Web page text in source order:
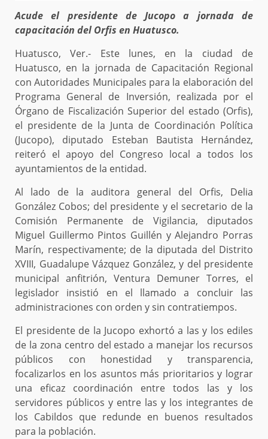
Acude el presidente de Jucopo a jornada de
capacitación del Orfis en Huatusco.
Huatusco, Ver.- Este lunes, en la ciudad de
Huatusco, en la jornada de Capacitación Regional
con Autoridades Municipales para la elaboración del
Programa General de Inversión, realizada por el
Órgano de Fiscalización Superior del estado (Orfis),
el presidente de la Junta de Coordinación Política
(Jucopo), diputado Esteban Bautista Hernández,
reiteró el apoyo del Congreso local a todos los
ayuntamientos de la entidad.
Al lado de la auditora general del Orfis, Delia
González Cobos; del presidente y el secretario de la
Comisión Permanente de Vigilancia, diputados
Miguel Guillermo Pintos Guillén y Alejandro Porras
Marín, respectivamente; de la diputada del Distrito
XVIII, Guadalupe Vázquez González, y del presidente
municipal anfitrión, Ventura Demuner Torres, el
legislador insistió en el llamado a concluir las
administraciones con orden y sin contratiempos.
El presidente de la Jucopo exhortó a las y los ediles
de la zona centro del estado a manejar los recursos
públicos con honestidad y transparencia,
focalizarlos en los asuntos más prioritarios y lograr
una eficaz coordinación entre todos las y los
servidores públicos y entre las y los integrantes de
los Cabildos que redunde en buenos resultados
para la población.